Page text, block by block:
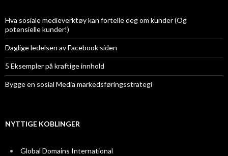
Hva sosiale medieverktøy kan fortelle deg om kunder (Og
potensielle kunder!)
Daglige ledelsen av Facebook siden
5 Eksempler på kraftige innhold
Bygge en sosial Media markedsføringsstrategi
NYTTIGE KOBLINGER
Global Domains International